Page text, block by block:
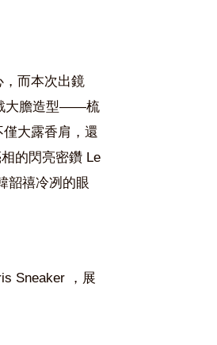
而本次出鏡
大膽造型——梳
僅大露香肩，還
的閃亮密鑽 Le
韶禧冷冽的眼
Sneaker ，展